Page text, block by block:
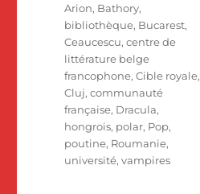
Étiquettes
Arion, Bathory,
bibliothèque, Bucarest,
Ceaucescu,centre de
littérature belge
francophone,Cible royale,
Cluj,communauté
française, Dracula,
hongrois, polar, Pop,
poutine, Roumanie,
université,vampires